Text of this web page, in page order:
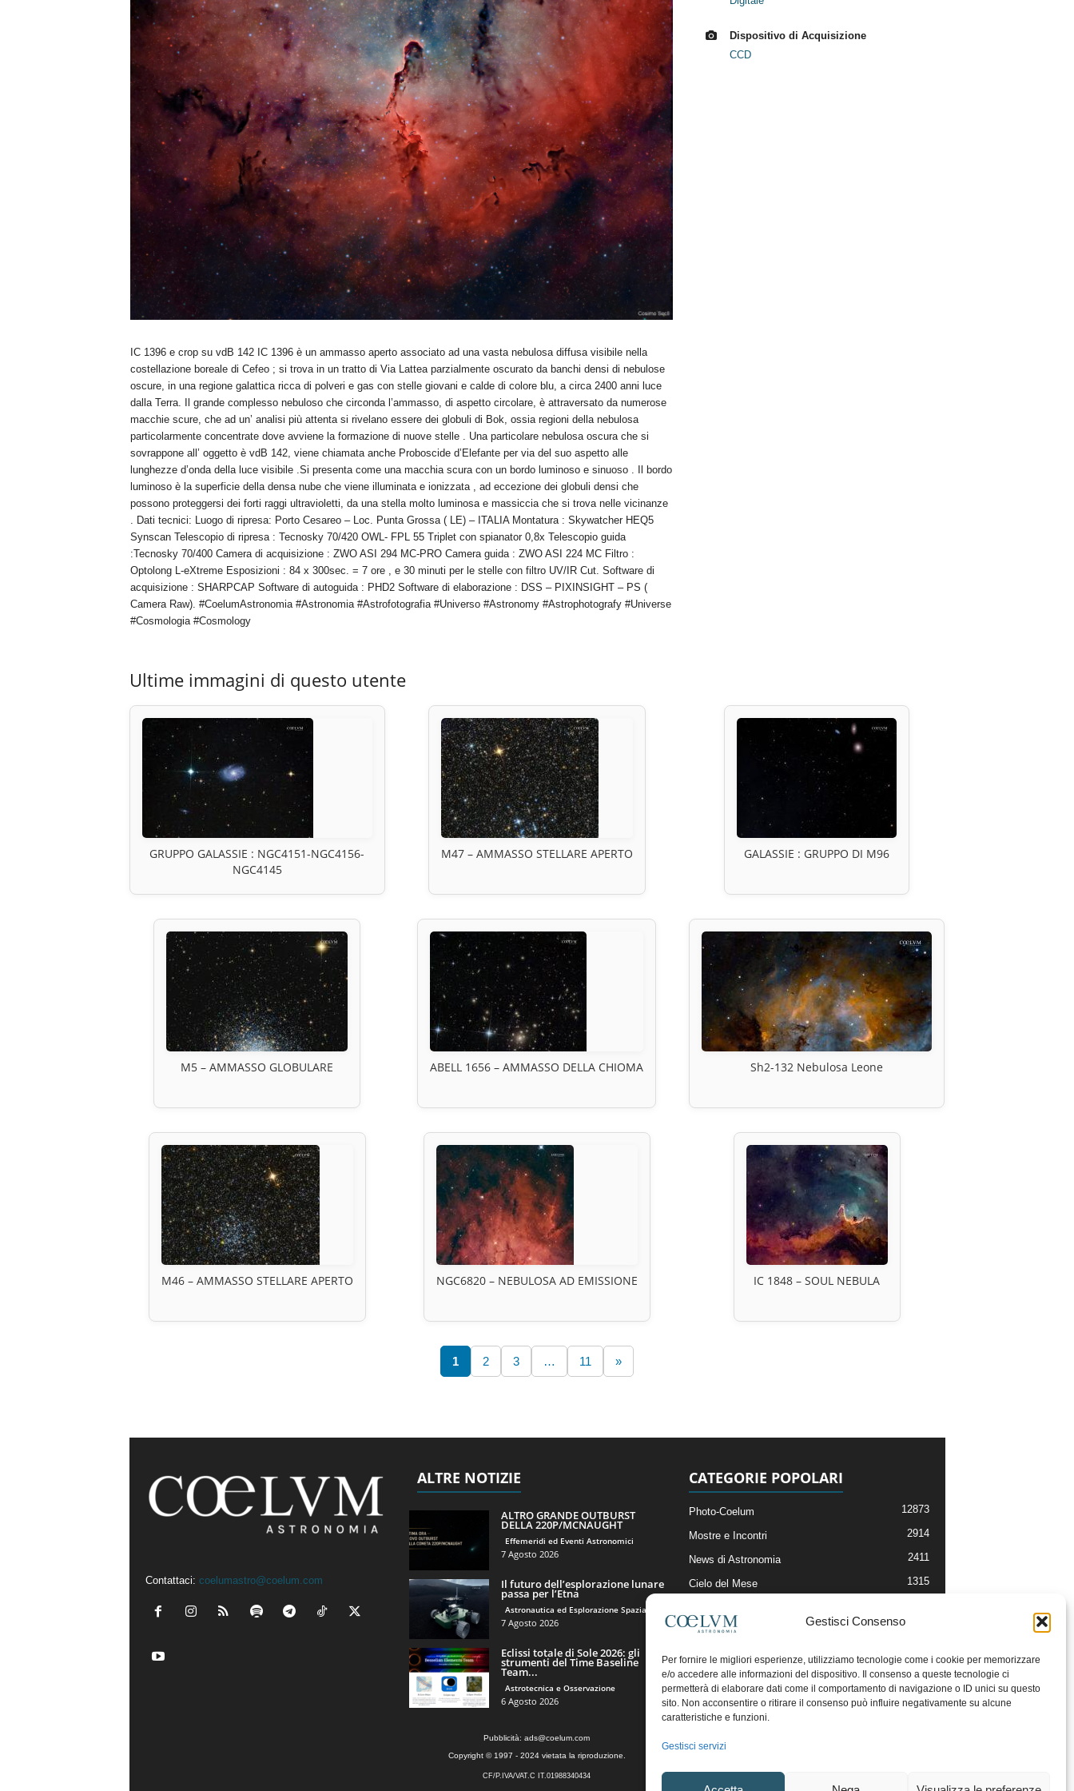
Gestisci Consenso
Per fornire le migliori esperienze, utilizziamo tecnologie come i cookie per memorizzare
e/o accedere alle informazioni del dispositivo. Il consenso a queste tecnologie ci
permetterà di elaborare dati come il comportamento di navigazione o ID unici su questo
sito. Non acconsentire o ritirare il consenso può influire negativamente su alcune
caratteristiche e funzioni.
Gestisci servizi
IC 1396 e crop su vdB 142 IC 1396 è un ammasso aperto associato ad una vasta nebulosa diffusa visibile nella
costellazione boreale di Cefeo ; si trova in un tratto di Via Lattea parzialmente oscurato da banchi densi di nebulose
oscure, in una regione galattica ricca di polveri e gas con stelle giovani e calde di colore blu, a circa 2400 anni luce
dalla Terra. Il grande complesso nebuloso che circonda l’ammasso, di aspetto circolare, è attraversato da numerose
macchie scure, che ad un’ analisi più attenta si rivelano essere dei globuli di Bok, ossia regioni della nebulosa
particolarmente concentrate dove avviene la formazione di nuove stelle . Una particolare nebulosa oscura che si
sovrappone all’ oggetto è vdB 142, viene chiamata anche Proboscide d’Elefante per via del suo aspetto alle
lunghezze d’onda della luce visibile .Si presenta come una macchia scura con un bordo luminoso e sinuoso . Il bordo
luminoso è la superficie della densa nube che viene illuminata e ionizzata , ad eccezione dei globuli densi che
possono proteggersi dei forti raggi ultravioletti, da una stella molto luminosa e massiccia che si trova nelle vicinanze
. Dati tecnici: Luogo di ripresa: Porto Cesareo – Loc. Punta Grossa ( LE) – ITALIA Montatura : Skywatcher HEQ5
Synscan Telescopio di ripresa : Tecnosky 70/420 OWL- FPL 55 Triplet con spianator 0,8x Telescopio guida
:Tecnosky 70/400 Camera di acquisizione : ZWO ASI 294 MC-PRO Camera guida : ZWO ASI 224 MC Filtro :
Optolong L-eXtreme Esposizioni : 84 x 300sec. = 7 ore , e 30 minuti per le stelle con filtro UV/IR Cut. Software di
acquisizione : SHARPCAP Software di autoguida : PHD2 Software di elaborazione : DSS – PIXINSIGHT – PS (
Camera Raw). #CoelumAstronomia #Astronomia #Astrofotografia #Universo #Astronomy #Astrophotografy #Universe
#Cosmologia #Cosmology
Dispositivo di Acquisizione
CCD
Ultime immagini di questo utente
GRUPPO GALASSIE : NGC4151-NGC4156-
NGC4145
M47 – AMMASSO STELLARE APERTO GALASSIE : GRUPPO DI M96
M5 – AMMASSO GLOBULARE ABELL 1656 – AMMASSO DELLA CHIOMA Sh2-132 Nebulosa Leone
M46 – AMMASSO STELLARE APERTO NGC6820 – NEBULOSA AD EMISSIONE IC 1848 – SOUL NEBULA
1 2 3 … 11 »
Contattaci: coelumastro@coelum.com
ALTRE NOTIZIE
ALTRO GRANDE OUTBURST
DELLA 220P/MCNAUGHT
Effemeridi ed Eventi Astronomici
7 Agosto 2026
Il futuro dell’esplorazione lunare
passa per l’Etna
Astronautica ed Esplorazione Spaziale
7 Agosto 2026
Eclissi totale di Sole 2026: gli
strumenti del Time Baseline
Team...
Astrotecnica e Osservazione
6 Agosto 2026
CATEGORIE POPOLARI
Photo-Coelum 12873
Mostre e Incontri 2914
News di Astronomia 2411
Cielo del Mese 1315
Articoli e Risorse On-Line
Il Blog della Redazione
Pubblicità: ads@coelum.com
Copyright © 1997 - 2024 vietata la riproduzione.
CF/P.IVA/VAT.C IT.01988340434